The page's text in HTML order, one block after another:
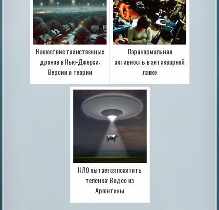
Нашествие таинственных
дронов в Нью-Джерси:
Версии и теории
Паранормальная
активность в антикварной
лавке
НЛО пытается похитить
телёнка: Видео из
Аргентины